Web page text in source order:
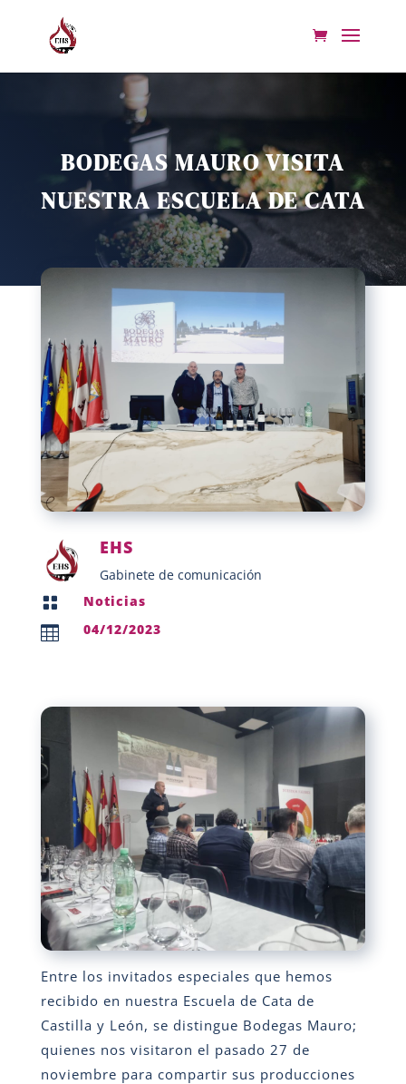
BODEGAS MAURO VISITA
NUESTRA ESCUELA DE CATA
EHS
Gabinete de comunicación
 Noticias
 04/12/2023
Entre los invitados especiales que hemos
recibido en nuestra Escuela de Cata de
Castilla y León, se distingue Bodegas Mauro;
quienes nos visitaron el pasado 27 de
noviembre para compartir sus producciones